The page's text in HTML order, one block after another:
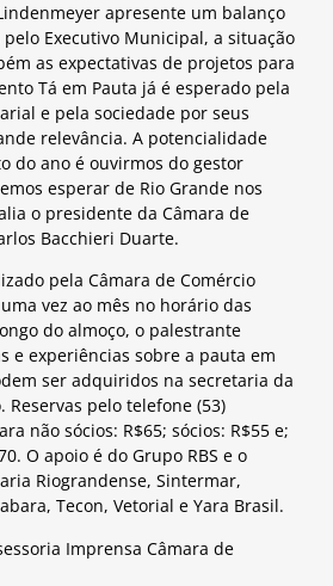
apresente um balanço
Executivo Municipal, a situação
as expectativas de projetos para
Tá em Pauta já é esperado pela
e pela sociedade por seus
relevância. A potencialidade
do ano é ouvirmos do gestor
esperar de Rio Grande nos
o presidente da Câmara de
Bacchieri Duarte.
pela Câmara de Comércio
vez ao mês no horário das
do almoço, o palestrante
e experiências sobre a pauta em
ser adquiridos na secretaria da
Reservas pelo telefone (53)
não sócios: R$65; sócios: R$55 e;
O apoio é do Grupo RBS e o
Riograndense, Sintermar,
Tecon, Vetorial e Yara Brasil.
Imprensa Câmara de